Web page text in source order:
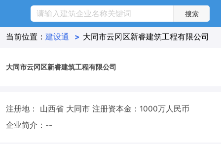
当前位置： 建设通 > 大同市云冈区新睿建筑工程有限公司
大同市云冈区新睿建筑工程有限公司
注册地： 山西省 大同市 注册资本金：1000万人民币
企业简介：--